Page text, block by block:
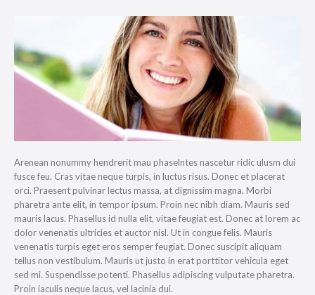
Arenean nonummy hendrerit mau phaselntes nascetur ridic ulusm dui
fusce feu. Cras vitae neque turpis, in luctus risus. Donec et placerat
orci. Praesent pulvinar lectus massa, at dignissim magna. Morbi
pharetra ante elit, in tempor ipsum. Proin nec nibh diam. Mauris sed
mauris lacus. Phasellus id nulla elit, vitae feugiat est. Donec at lorem ac
dolor venenatis ultricies et auctor nisl. Ut in congue felis. Mauris
venenatis turpis eget eros semper feugiat. Donec suscipit aliquam
tellus non vestibulum. Mauris ut justo in erat porttitor vehicula eget
sed mi. Suspendisse potenti. Phasellus adipiscing vulputate pharetra.
Proin iaculis neque lacus, vel lacinia dui.